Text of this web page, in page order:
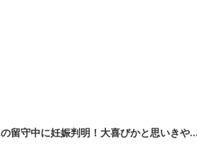
留守中に妊娠判明！大喜びかと思いき